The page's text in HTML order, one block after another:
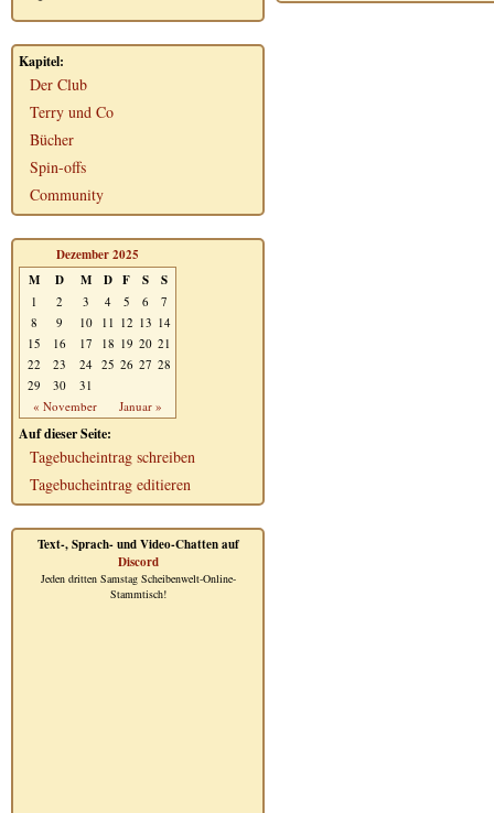
Kapitel:
Der Club
Terry und Co
Bücher
Spin-offs
Community
Dezember 2025
M
D M D F S S
« November Januar »
1 2 3 4 5 6
7
8
9 10 11 12 13 14
15
16 17 18 19 20 21
22
23 24 25 26 27 28
29
30 31
Auf dieser Seite:
Tagebucheintrag schreiben
Tagebucheintrag editieren
Text-, Sprach- und Video-Chatten auf
Discord
Jeden dritten Samstag Scheibenwelt-Online-
Stammtisch!